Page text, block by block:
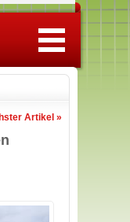
Artikel »